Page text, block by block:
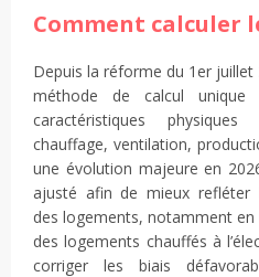
Comment calculer
Depuis la réforme du 1er juillet
méthode de calcul
caractéristiques
chauffage, ventilation,
une évolution majeure en
ajusté afin de mieux refléter
des logements, notamment en
des logements chauffés à
corriger les biais